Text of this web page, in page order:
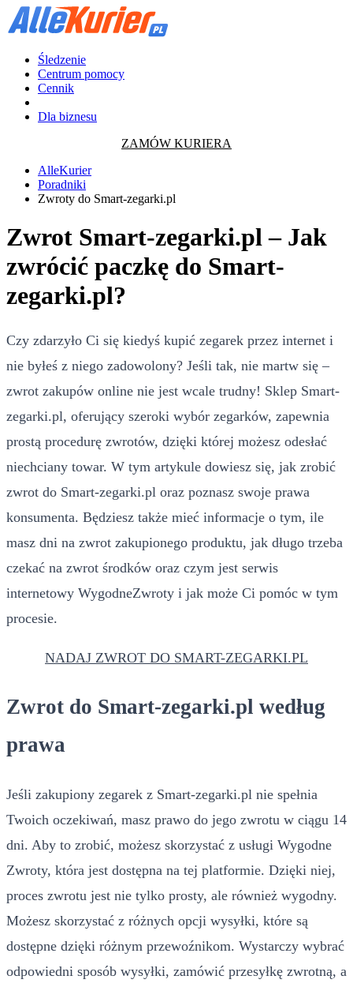
Śledzenie
Centrum pomocy
Cennik
Dla biznesu
ZAMÓW KURIERA
AlleKurier
Poradniki
Zwroty do Smart-zegarki.pl
Zwrot Smart-zegarki.pl – Jak
zwrócić paczkę do Smart-
zegarki.pl?
Czy zdarzyło Ci się kiedyś kupić zegarek przez internet i
nie byłeś z niego zadowolony? Jeśli tak, nie martw się –
zwrot zakupów online nie jest wcale trudny! Sklep Smart-
zegarki.pl, oferujący szeroki wybór zegarków, zapewnia
prostą procedurę zwrotów, dzięki której możesz odesłać
niechciany towar. W tym artykule dowiesz się, jak zrobić
zwrot do Smart-zegarki.pl oraz poznasz swoje prawa
konsumenta. Będziesz także mieć informacje o tym, ile
masz dni na zwrot zakupionego produktu, jak długo trzeba
czekać na zwrot środków oraz czym jest serwis
internetowy WygodneZwroty i jak może Ci pomóc w tym
procesie.
NADAJ ZWROT DO SMART-ZEGARKI.PL
Zwrot do Smart-zegarki.pl według
prawa
Jeśli zakupiony zegarek z Smart-zegarki.pl nie spełnia
Twoich oczekiwań, masz prawo do jego zwrotu w ciągu 14
dni. Aby to zrobić, możesz skorzystać z usługi Wygodne
Zwroty, która jest dostępna na tej platformie. Dzięki niej,
proces zwrotu jest nie tylko prosty, ale również wygodny.
Możesz skorzystać z różnych opcji wysyłki, które są
dostępne dzięki różnym przewoźnikom. Wystarczy wybrać
odpowiedni sposób wysyłki, zamówić przesyłkę zwrotną, a